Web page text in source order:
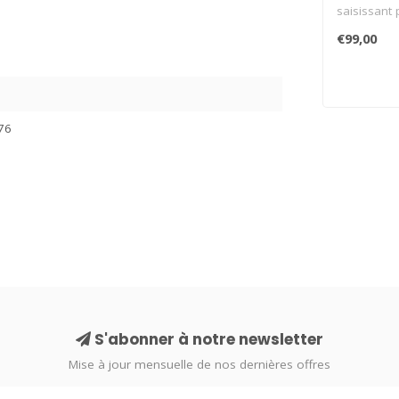
saisissant
€99,00
S'abonner à notre newsletter
Mise à jour mensuelle de nos dernières offres